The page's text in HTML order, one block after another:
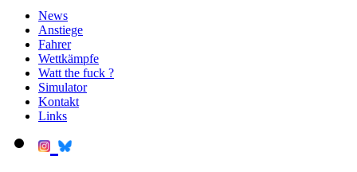
News
Anstiege
Fahrer
Wettkämpfe
Watt the fuck ?
Simulator
Kontakt
Links